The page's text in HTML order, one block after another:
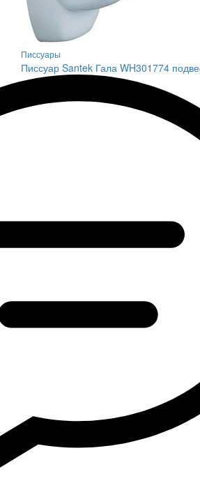
Писсуары
Писсуар Santek Гала WH301774